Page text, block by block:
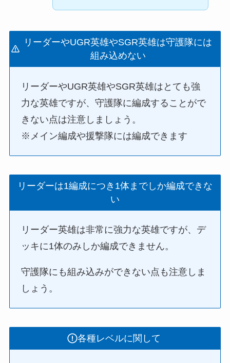
リーダーやUGR英雄やSGR英雄は守護隊には
組み込めない
リーダーやUGR英雄やSGR英雄はとても強
力な英雄ですが、守護隊に編成することがで
きない点は注意しましょう。
※メイン編成や援撃隊には編成できます
リーダーは1編成につき1体までしか編成できな
い
リーダー英雄は非常に強力な英雄ですが、デ
ッキに1体のみしか編成できません。
守護隊にも組み込みができない点も注意しま
しょう。
各種レベルに関して